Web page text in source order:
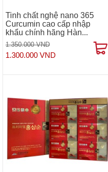
Tinh chất nghệ nano 365
Curcumin cao cấp nhập
khẩu chính hãng Hàn...
1.350.000 VND
1.300.000 VND